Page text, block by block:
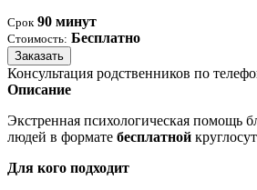
Срок 90 минут
Стоимость: Бесплатно
Заказать
Консультация родственников по
Описание
Экстренная психологическая помощь
людей в формате бесплатной
Для кого подходит